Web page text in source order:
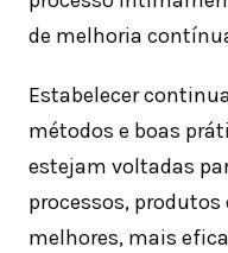
de melhoria
Estabelecer
métodos e boas
estejam voltadas
processos, produtos
melhores, mais